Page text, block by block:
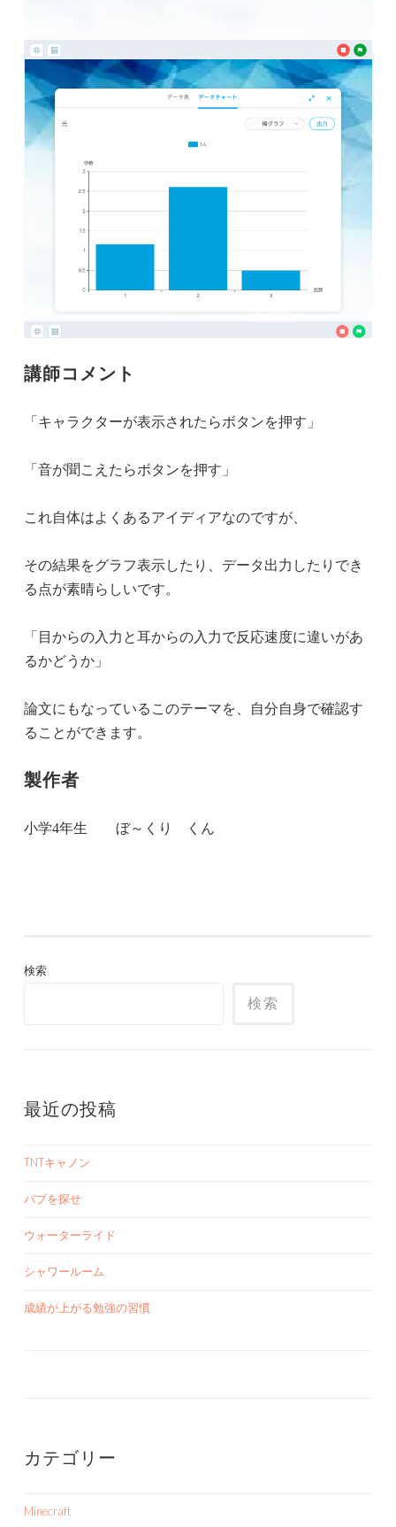
講師コメント
「キャラクターが表示されたらボタンを押す」
「音が聞こえたらボタンを押す」
これ自体はよくあるアイディアなのですが、
その結果をグラフ表示したり、データ出力したりでき
る点が素晴らしいです。
「目からの入力と耳からの入力で反応速度に違いがあ
るかどうか」
論文にもなっているこのテーマを、自分自身で確認す
ることができます。
製作者
小学4年生 ぼ～くり くん
検索
検索
最近の投稿
TNTキャノン
バブを探せ
ウォーターライド
シャワールーム
成績が上がる勉強の習慣
カテゴリー
Minecraft